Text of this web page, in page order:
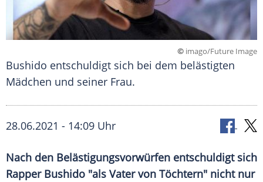
© imago/Future Image
Bushido entschuldigt sich bei dem belästigten
Mädchen und seiner Frau.
28.06.2021 - 14:09 Uhr
Nach den Belästigungsvorwürfen entschuldigt sich
Rapper Bushido "als Vater von Töchtern" nicht nur